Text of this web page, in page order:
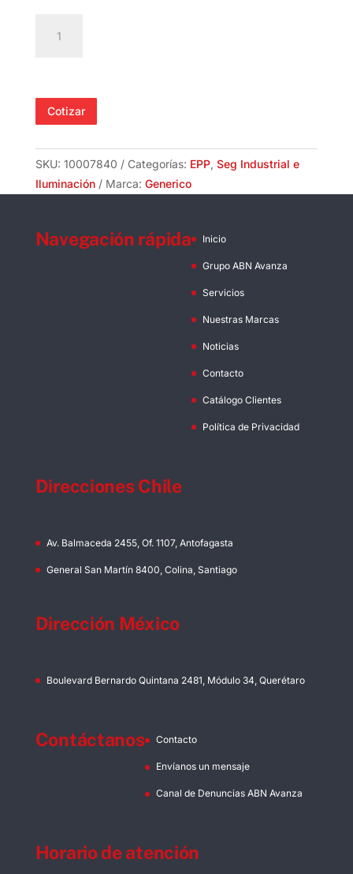
13,6kg
Global
cantidad
Cotizar
SKU: 10007840 Categorías: EPP, Seg Industrial e
Iluminación
Marca: Generico
Navegación rápida Inicio
Grupo ABN Avanza
Servicios
Nuestras Marcas
Noticias
Contacto
Catálogo Clientes
Política de Privacidad
Direcciones Chile
Av. Balmaceda 2455, Of. 1107, Antofagasta
General San Martín 8400, Colina, Santiago
Dirección México
Boulevard Bernardo Quintana 2481, Módulo 34, Querétaro
Contáctanos Contacto
Envíanos un mensaje
Canal de Denuncias ABN Avanza
Horario de atención